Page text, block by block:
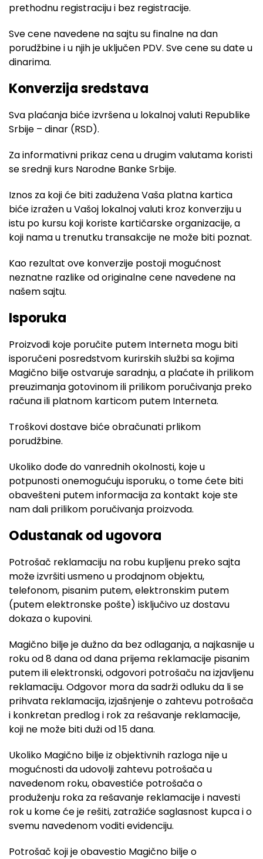
prethodnu registraciju i bez registracije.
Sve cene navedene na sajtu su finalne na dan
porudžbine i u njih je uključen PDV. Sve cene su date u
dinarima.
Konverzija sredstava
Sva plaćanja biće izvršena u lokalnoj valuti Republike
Srbije – dinar (RSD).
Za informativni prikaz cena u drugim valutama koristi
se srednji kurs Narodne Banke Srbije.
Iznos za koji će biti zadužena Vaša platna kartica
biće izražen u Vašoj lokalnoj valuti kroz konverziju u
istu po kursu koji koriste kartičarske organizacije, a
koji nama u trenutku transakcije ne može biti poznat.
Kao rezultat ove konverzije postoji mogućnost
neznatne razlike od originalne cene navedene na
našem sajtu.
Isporuka
Proizvodi koje poručite putem Interneta mogu biti
isporučeni posredstvom kurirskih službi sa kojima
Magično bilje ostvaruje saradnju, a plaćate ih prilikom
preuzimanja gotovinom ili prilikom poručivanja preko
računa ili platnom karticom putem Interneta.
Troškovi dostave biće obračunati prlikom
porudžbine.
Ukoliko dođe do vanrednih okolnosti, koje u
potpunosti onemogućuju isporuku, o tome ćete biti
obavešteni putem informacija za kontakt koje ste
nam dali prilikom poručivanja proizvoda.
Odustanak od ugovora
Potrošač reklamaciju na robu kupljenu preko sajta
može izvršiti usmeno u prodajnom objektu,
telefonom, pisanim putem, elektronskim putem
(putem elektronske pošte) isključivo uz dostavu
dokaza o kupovini.
Magično bilje je dužno da bez odlaganja, a najkasnije u
roku od 8 dana od dana prijema reklamacije pisanim
putem ili elektronski, odgovori potrošaču na izjavljenu
reklamaciju. Odgovor mora da sadrži odluku da li se
prihvata reklamacija, izjašnjenje o zahtevu potrošača
i konkretan predlog i rok za rešavanje reklamacije,
koji ne može biti duži od 15 dana.
Ukoliko Magično bilje iz objektivnih razloga nije u
mogućnosti da udovolji zahtevu potrošača u
navedenom roku, obavestiće potrošača o
produženju roka za rešavanje reklamacije i navesti
rok u kome će je rešiti, zatražiće saglasnost kupca i o
svemu navedenom voditi evidenciju.
Potrošač koji je obavestio Magično bilje o